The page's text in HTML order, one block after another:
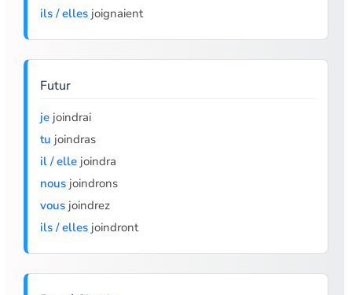
ils / elles joignaient
Futur
je joindrai
tu joindras
il / elle joindra
nous joindrons
vous joindrez
ils / elles joindront